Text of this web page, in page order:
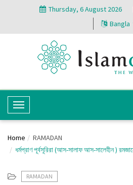
Thursday, 6 August 2026
Bangla
T
o
g
N
Home
RAMADAN
ধর্মপ্রাণ পূর্বসূরিরা (আস-সালাফ আস-সালেহীন )
RAMADAN